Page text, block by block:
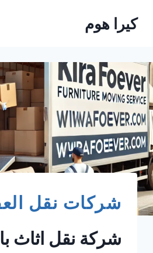
كيرا هوم
شركات نقل
شركة نقل اثاث